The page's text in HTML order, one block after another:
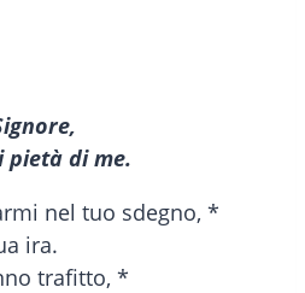
pietà di me.
nel tuo sdegno, *
ira.
trafitto, *